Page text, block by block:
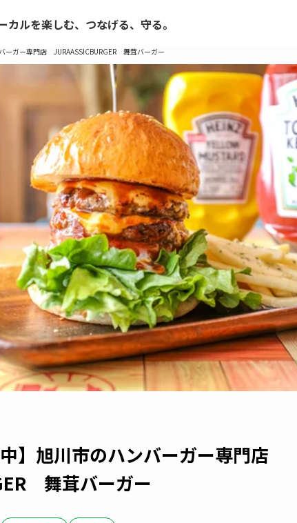
カルを楽しむ、つなげる、守る。
ーガー専門店 JURAASSICBURGER 舞茸バーガー
中】旭川市のハンバーガー専門店
舞茸バーガー